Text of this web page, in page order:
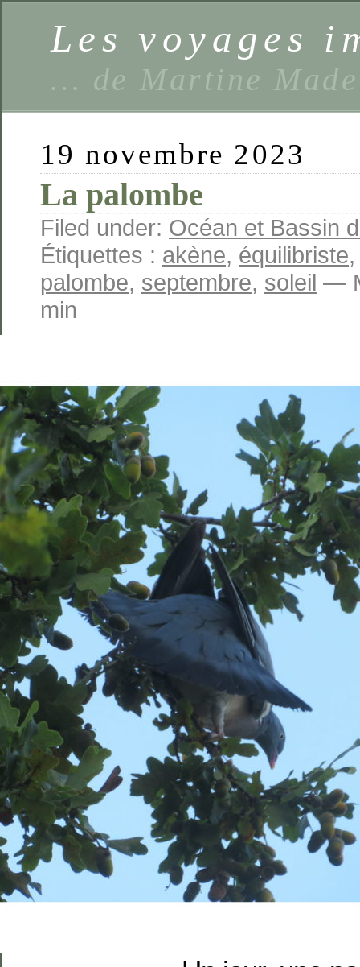
Les voyages
… de Martine
19 novembre 2023
La palombe
Filed under: Océan et Bassin
Étiquettes : akène, équilibriste
palombe, septembre, soleil —
min